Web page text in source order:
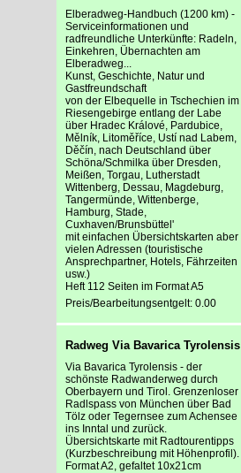
Elberadweg-Handbuch (1200 km) -
Serviceinformationen und
radfreundliche Unterkünfte: Radeln,
Einkehren, Übernachten am
Elberadweg...
Kunst, Geschichte, Natur und
Gastfreundschaft
von der Elbequelle in Tschechien im
Riesengebirge entlang der Labe
über Hradec Králové, Pardubice,
Mělník, Litoměříce, Ustí nad Labem,
Děčín, nach Deutschland über
Schöna/Schmilka über Dresden,
Meißen, Torgau, Lutherstadt
Wittenberg, Dessau, Magdeburg,
Tangermünde, Wittenberge,
Hamburg, Stade,
Cuxhaven/Brunsbüttel'
mit einfachen Übersichtskarten aber
vielen Adressen (touristische
Ansprechpartner, Hotels, Fährzeiten
usw.)
Heft 112 Seiten im Format A5
Preis/Bearbeitungsentgelt: 0.00
Radweg Via Bavarica Tyrolensis
Via Bavarica Tyrolensis - der
schönste Radwanderweg durch
Oberbayern und Tirol. Grenzenloser
Radlspass von München über Bad
Tölz oder Tegernsee zum Achensee
ins Inntal und zurück.
Übersichtskarte mit Radtourentipps
(Kurzbeschreibung mit Höhenprofil).
Format A2, gefaltet 10x21cm